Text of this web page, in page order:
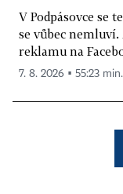
V Podpásovce se
se vůbec
reklamu na
7. 8. 2026 ▪ 55:23 min.